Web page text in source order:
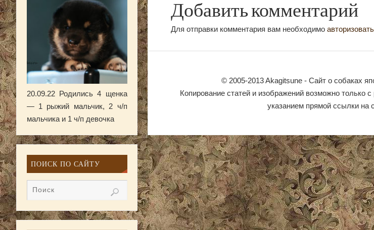
Добавить комментарий
Для отправки комментария вам необходимо
© 2005-2013 Akagitsune - Сайт о собаках
Копирование статей и изображений возможно только
указанием прямой ссылки на
20.09.22 Родились 4 щенка
— 1 рыжий мальчик, 2 ч/п
мальчика и 1 ч/п девочка
ПОИСК ПО САЙТУ